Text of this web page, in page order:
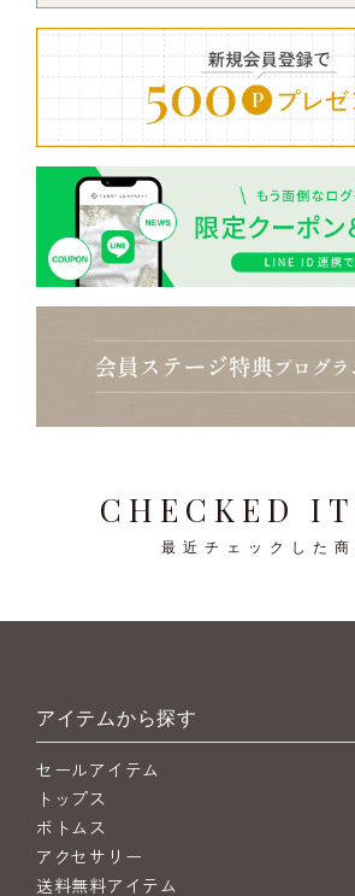
CHECKED
最近チェックした商
アイテムから探す
セールアイテム
トップス
ボトムス
アクセサリー
送料無料アイテム